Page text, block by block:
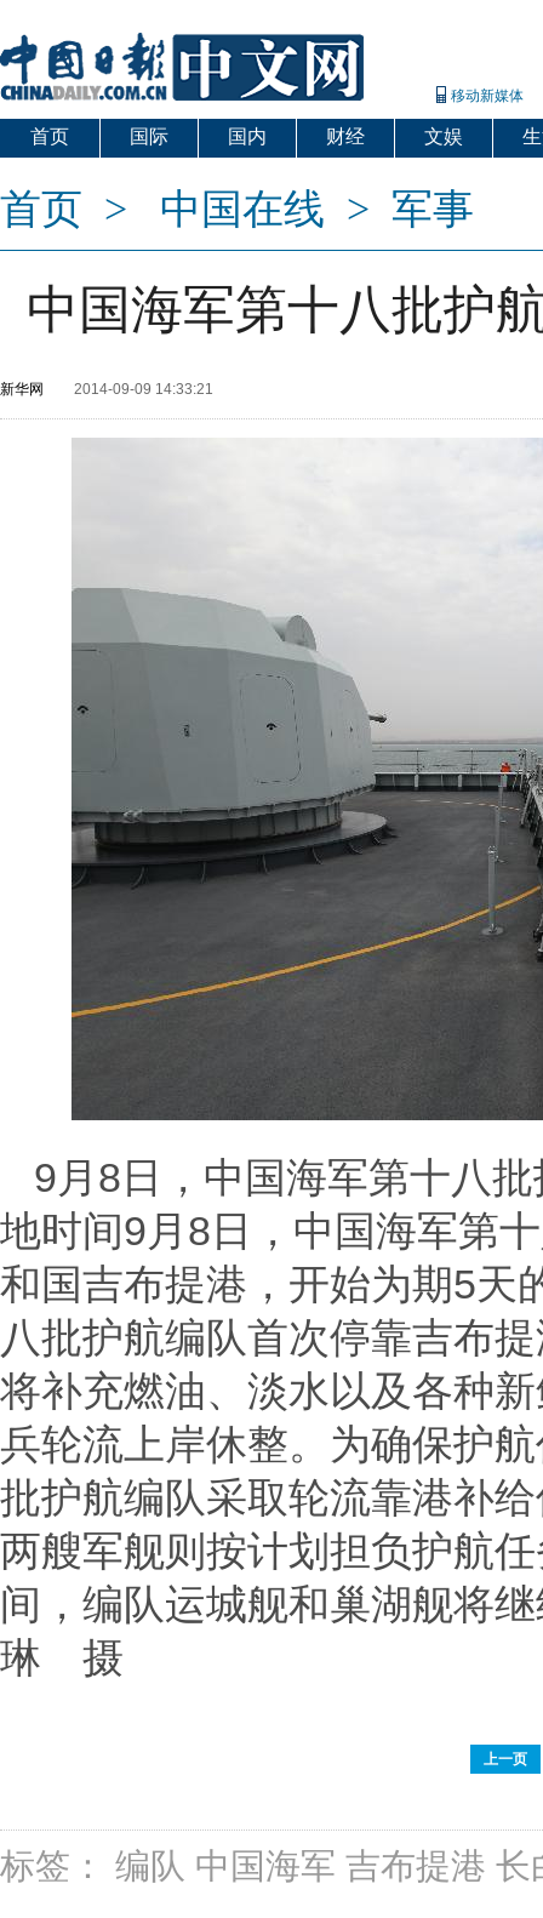
移动新媒体
首页 国际 国内 财经 文娱
首页 > 中国在线 > 军事
中国海军第十八批护
新华网 2014-09-09 14:33:21
9月8日，中国海军第十八
地时间9月8日，中国海军第
和国吉布提港，开始为期5天
八批护航编队首次停靠吉布
将补充燃油、淡水以及各种
兵轮流上岸休整。为确保护
批护航编队采取轮流靠港补
两艘军舰则按计划担负护航
间，编队运城舰和巢湖舰将
琳 摄
上一页
标签： 编队 中国海军 吉布提港 长